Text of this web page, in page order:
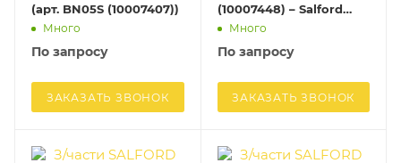
(арт. BN05S (10007407))
Много
По запросу
ЗАКАЗАТЬ ЗВОНОК
(10007448) – Salford
(арт. BN10L (10007448))
Много
По запросу
ЗАКАЗАТЬ ЗВОНОК